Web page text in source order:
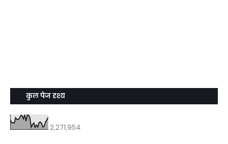
कुल पेज दृश्य
2,271,954